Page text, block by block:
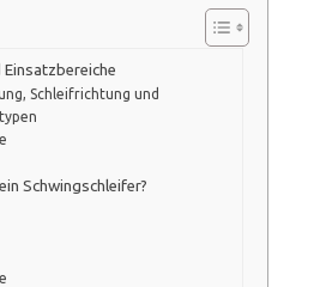
Schleifrichtung und
Schwingschleifer?